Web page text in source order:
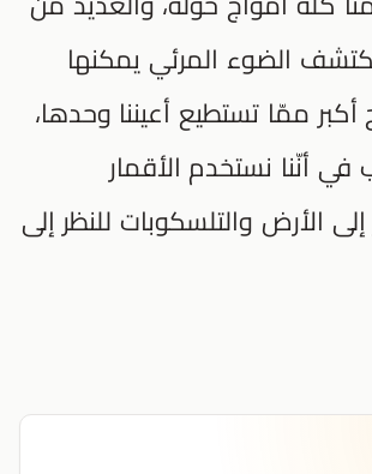
الضوء المرئي يمكنها
ممّا تستطيع أعيننا وحدها،
أنّنا نستخدم الأقمار
إلى الأرض والتلسكوبات للنظر إلى